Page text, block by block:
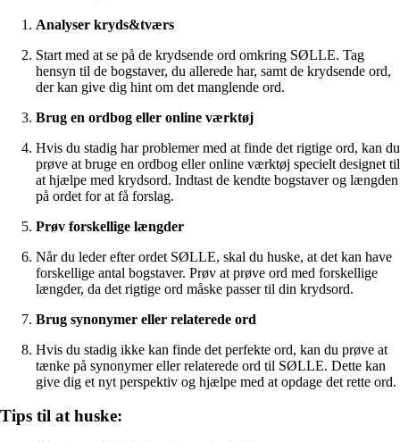
Analyser kryds&tværs
Start med at se på de krydsende ord omkring SØLLE. Tag
hensyn til de bogstaver, du allerede har, samt de krydsende ord,
der kan give dig hint om det manglende ord.
Brug en ordbog eller online værktøj
Hvis du stadig har problemer med at finde det rigtige ord, kan du
prøve at bruge en ordbog eller online værktøj specielt designet til
at hjælpe med krydsord. Indtast de kendte bogstaver og længden
på ordet for at få forslag.
Prøv forskellige længder
Når du leder efter ordet SØLLE, skal du huske, at det kan have
forskellige antal bogstaver. Prøv at prøve ord med forskellige
længder, da det rigtige ord måske passer til din krydsord.
Brug synonymer eller relaterede ord
Hvis du stadig ikke kan finde det perfekte ord, kan du prøve at
tænke på synonymer eller relaterede ord til SØLLE. Dette kan
give dig et nyt perspektiv og hjælpe med at opdage det rette ord.
Tips til at huske: